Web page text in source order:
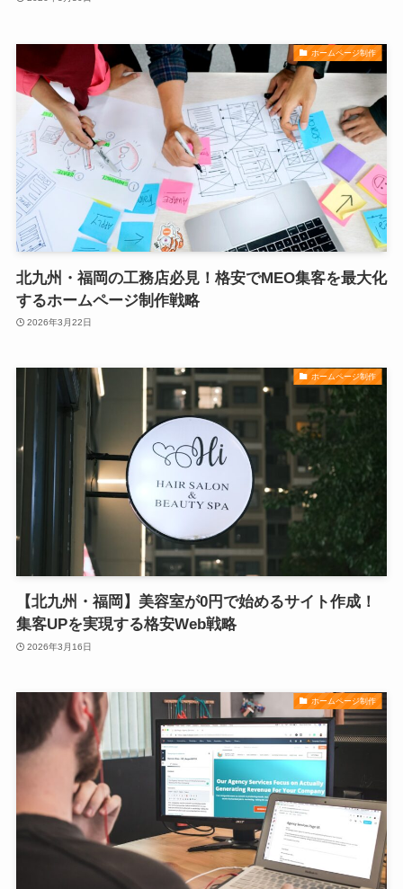
ホームページ制作
北九州・福岡の工務店必見！格安でMEO集客を最大化
するホームページ制作戦略
2026年3月22日
ホームページ制作
【北九州・福岡】美容室が0円で始めるサイト作成！
集客UPを実現する格安Web戦略
2026年3月16日
ホームページ制作